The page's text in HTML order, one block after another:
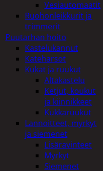
Vesiautomaatit
Ruohonleikkurit ja
trimmerit
Puutarhan hoito
Kastelukannut
Kateharsot
Kukat ja ruukut
Altakastelu
Ketjut, koukut
ja kiinnikkeet
Kukkaruukut
Lannoitteet, myrkyt
ja siemenet
Lisäravinteet
Myrkyt
Siemenet